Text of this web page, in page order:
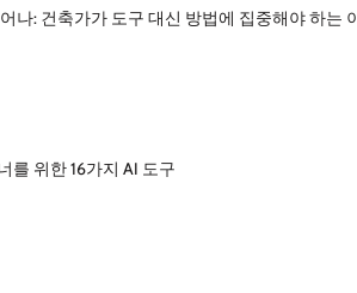
나: 건축가가 도구 대신 방법에 집중해야 하는
를 위한 16가지 AI 도구